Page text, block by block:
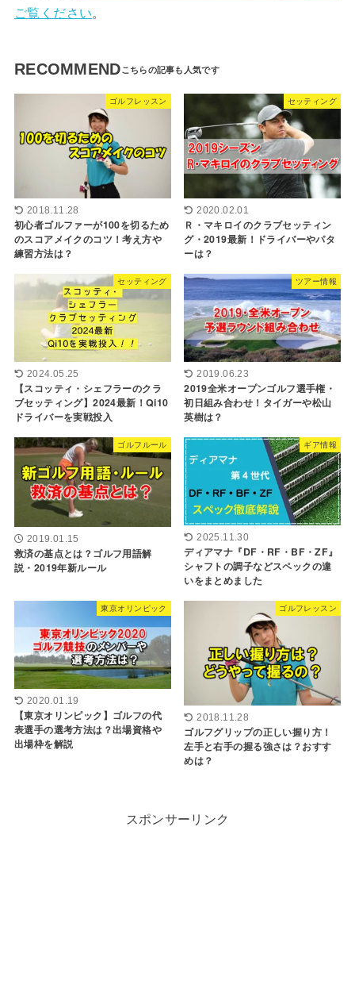
ご覧ください。
RECOMMEND
ゴルフレッスン
2018.11.28
初心者ゴルファーが100を切るため
のスコアメイクのコツ！考え方や
練習方法は？
セッティング
2020.02.01
Ｒ・マキロイのクラブセッティン
グ・2019最新！ドライバーやパタ
ーは？
セッティング
2024.05.25
【スコッティ・シェフラーのクラ
ブセッティング】2024最新！Qi10
ドライバーを実戦投入
ツアー情報
2019.06.23
2019全米オープンゴルフ選手権・
初日組み合わせ！タイガーや松山
英樹は？
ゴルフルール
2019.01.15
救済の基点とは？ゴルフ用語解
説・2019年新ルール
ギア情報
2025.11.30
ディアマナ『DF・RF・BF・ZF』
シャフトの調子などスペックの違
いをまとめました
東京オリンピック
2020.01.19
【東京オリンピック】ゴルフの代
表選手の選考方法は？出場資格や
出場枠を解説
ゴルフレッスン
2018.11.28
ゴルフグリップの正しい握り方！
左手と右手の握る強さは？おすす
めは？
スポンサーリンク